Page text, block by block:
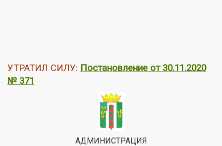
УТРАТИЛ СИЛУ: Постановление от 30.11.2020
№ 371
АДМИНИСТРАЦИЯ